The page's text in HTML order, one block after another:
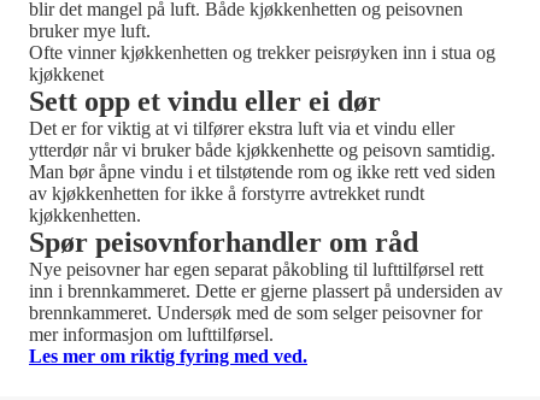
blir det mangel på luft. Både kjøkkenhetten og peisovnen
bruker mye luft.
Ofte vinner kjøkkenhetten og trekker peisrøyken inn i stua og
kjøkkenet
Sett opp et vindu eller ei dør
Det er for viktig at vi tilfører ekstra luft via et vindu eller
ytterdør når vi bruker både kjøkkenhette og peisovn samtidig.
Man bør åpne vindu i et tilstøtende rom og ikke rett ved siden
av kjøkkenhetten for ikke å forstyrre avtrekket rundt
kjøkkenhetten.
Spør peisovnforhandler om råd
Nye peisovner har egen separat påkobling til lufttilførsel rett
inn i brennkammeret. Dette er gjerne plassert på undersiden av
brennkammeret. Undersøk med de som selger peisovner for
mer informasjon om lufttilførsel.
Les mer om riktig fyring med ved.